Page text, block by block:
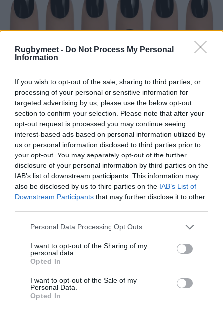
Rugbymeet - Do Not Process My Personal
Information
If you wish to opt-out of the sale, sharing to third parties, or
processing of your personal or sensitive information for
targeted advertising by us, please use the below opt-out
section to confirm your selection. Please note that after your
opt-out request is processed you may continue seeing
interest-based ads based on personal information utilized by
us or personal information disclosed to third parties prior to
your opt-out. You may separately opt-out of the further
disclosure of your personal information by third parties on the
IAB’s list of downstream participants. This information may
also be disclosed by us to third parties on the IAB’s List of
Downstream Participants that may further disclose it to other
Personal Data Processing Opt Outs
I want to opt-out of the Sharing of my
personal data.
Opted In
I want to opt-out of the Sale of my
Personal Data.
Opted In